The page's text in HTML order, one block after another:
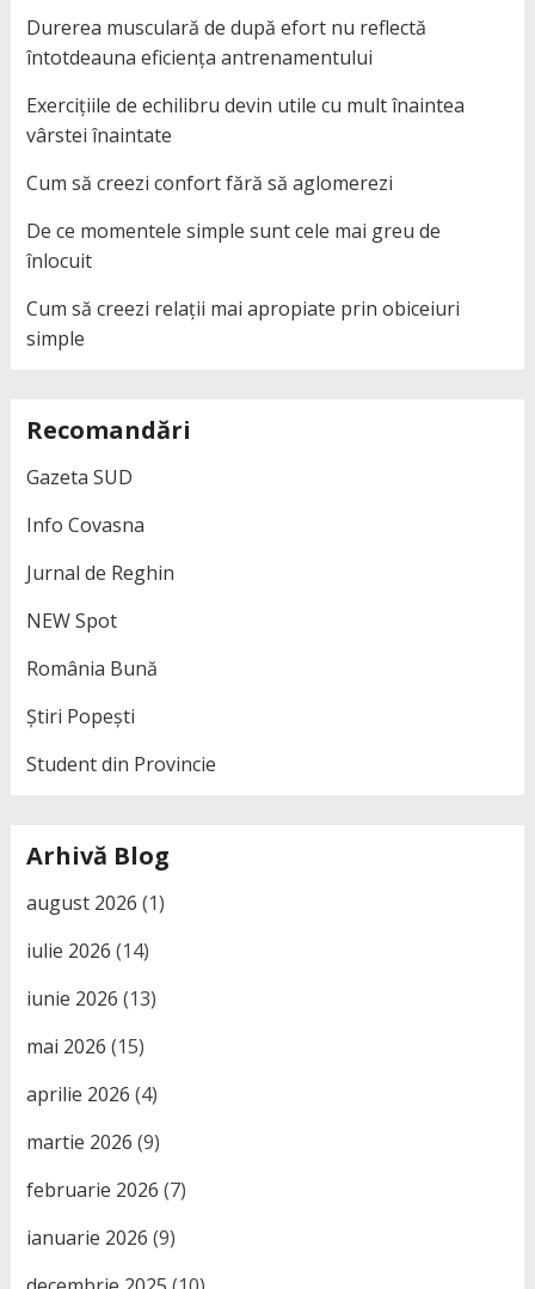
Durerea musculară de după efort nu reflectă
întotdeauna eficiența antrenamentului
Exercițiile de echilibru devin utile cu mult înaintea
vârstei înaintate
Cum să creezi confort fără să aglomerezi
De ce momentele simple sunt cele mai greu de
înlocuit
Cum să creezi relații mai apropiate prin obiceiuri
simple
Recomandări
Gazeta SUD
Info Covasna
Jurnal de Reghin
NEW Spot
România Bună
Știri Popești
Student din Provincie
Arhivă Blog
august 2026 (1)
iulie 2026 (14)
iunie 2026 (13)
mai 2026 (15)
aprilie 2026 (4)
martie 2026 (9)
februarie 2026 (7)
ianuarie 2026 (9)